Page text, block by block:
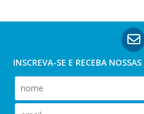
INSCREVA-SE E RECEBA NOSSAS